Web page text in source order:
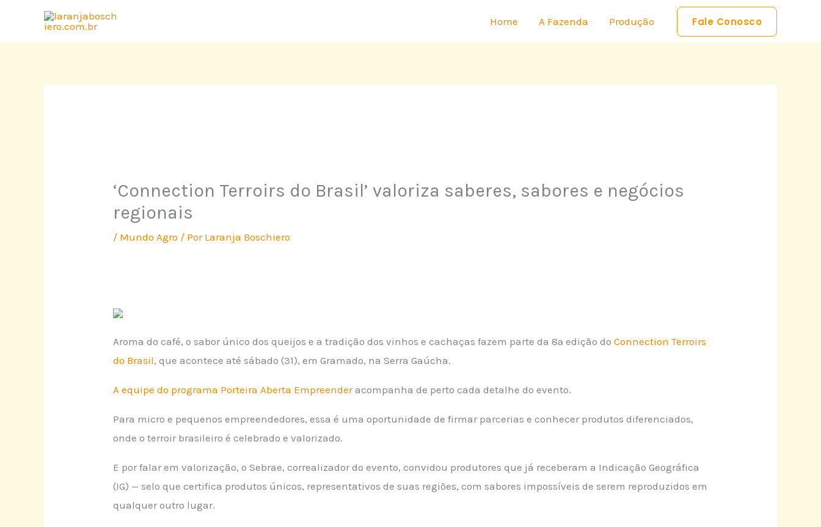
o
Home A Fazenda Produção Fale Conosco
‘Connection Terroirs do Brasil’ valoriza saberes, sabores e negócios
regionais
/ Mundo Agro / Por Laranja Boschiero
Aroma do café, o sabor único dos queijos e a tradição dos vinhos e cachaças fazem parte da 8ª edição doConnection Terroirs
do Brasil, que acontece até sábado (31), em Gramado, na Serra Gaúcha.
A equipe do programa Porteira Aberta Empreenderacompanha de perto cada detalhe do evento.
Para micro e pequenos empreendedores, essa é uma oportunidade de firmar parcerias e conhecer produtos diferenciados,
onde o terroir brasileiro é celebrado e valorizado.
E por falar em valorização, o Sebrae, correalizador do evento, convidou produtores que já receberam a Indicação Geográfica
(IG) — selo que certifica produtos únicos, representativos de suas regiões, com sabores impossíveis de serem reproduzidos em
qualquer outro lugar.